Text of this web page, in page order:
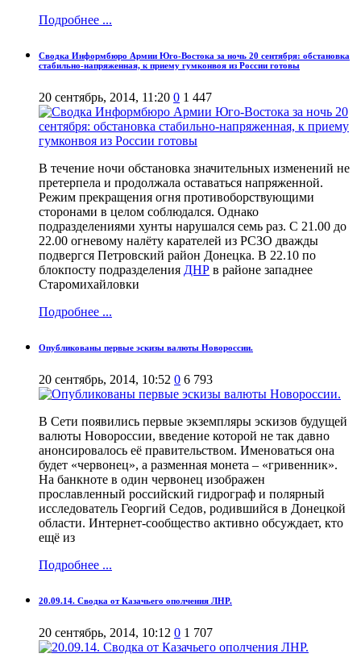
Подробнее ...
Сводка Информбюро Армии Юго-Востока за ночь 20 сентября: обстановка
стабильно-напряженная, к приему гумконвоя из России готовы
20 сентябрь, 2014, 11:20 0 1 447
В течение ночи обстановка значительных изменений не
претерпела и продолжала оставаться напряженной.
Режим прекращения огня противоборствующими
сторонами в целом соблюдался. Однако
подразделениями хунты нарушался семь раз. С 21.00 до
22.00 огневому налёту карателей из РСЗО дважды
подвергся Петровский район Донецка. В 22.10 по
блокпосту подразделения ДНР в районе западнее
Старомихайловки
Подробнее ...
Опубликованы первые эскизы валюты Новороссии.
20 сентябрь, 2014, 10:52 0 6 793
В Сети появились первые экземпляры эскизов будущей
валюты Новороссии, введение которой не так давно
анонсировалось её правительством. Именоваться она
будет «червонец», а разменная монета – «гривенник».
На банкноте в один червонец изображен
прославленный российский гидрограф и полярный
исследователь Георгий Седов, родившийся в Донецкой
области. Интернет-сообщество активно обсуждает, кто
ещё из
Подробнее ...
20.09.14. Сводка от Казачьего ополчения ЛНР.
20 сентябрь, 2014, 10:12 0 1 707